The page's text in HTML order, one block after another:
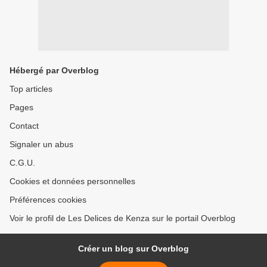
Hébergé par Overblog
Top articles
Pages
Contact
Signaler un abus
C.G.U.
Cookies et données personnelles
Préférences cookies
Voir le profil de Les Delices de Kenza sur le portail Overblog
Créer un blog sur Overblog